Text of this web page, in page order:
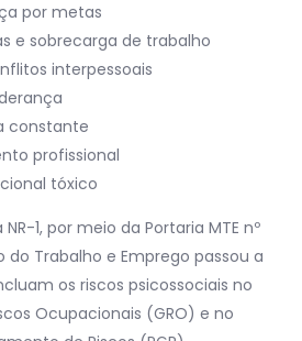
por metas
e sobrecarga de trabalho
interpessoais
constante
profissional
tóxico
1, por meio da Portaria MTE nº
do Trabalho e Emprego passou a
os riscos psicossociais no
Ocupacionais (GRO) e no